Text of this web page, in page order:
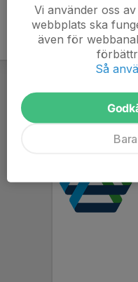
Vi använder oss
webbplats ska
även för
Så